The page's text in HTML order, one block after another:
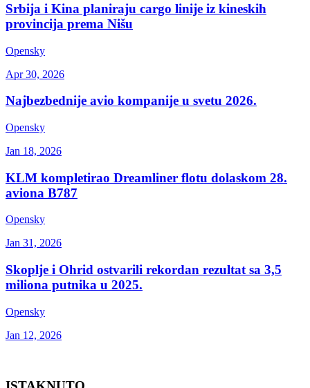
Srbija i Kina planiraju cargo linije iz kineskih
provincija prema Nišu
Opensky
Apr 30, 2026
Najbezbednije avio kompanije u svetu 2026.
Opensky
Jan 18, 2026
KLM kompletirao Dreamliner flotu dolaskom 28.
aviona B787
Opensky
Jan 31, 2026
Skoplje i Ohrid ostvarili rekordan rezultat sa 3,5
miliona putnika u 2025.
Opensky
Jan 12, 2026